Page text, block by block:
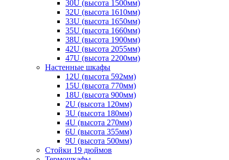
30U (высота 1500мм)
32U (высота 1610мм)
33U (высота 1650мм)
35U (высота 1660мм)
38U (высота 1900мм)
42U (высота 2055мм)
47U (высота 2200мм)
Настенные шкафы
12U (высота 592мм)
15U (высота 770мм)
18U (высота 900мм)
2U (высота 120мм)
3U (высота 180мм)
4U (высота 270мм)
6U (высота 355мм)
9U (высота 500мм)
Стойки 19 дюймов